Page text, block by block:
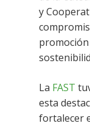
y
promoción
La FAST
esta
fortalecer